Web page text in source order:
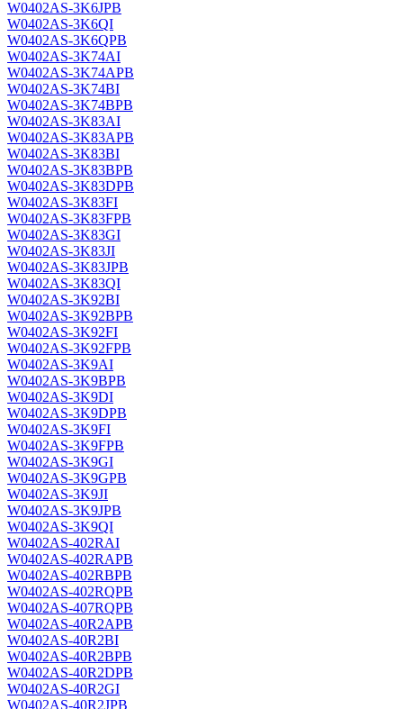
W0402AS-3K6JPB
W0402AS-3K6QI
W0402AS-3K6QPB
W0402AS-3K74AI
W0402AS-3K74APB
W0402AS-3K74BI
W0402AS-3K74BPB
W0402AS-3K83AI
W0402AS-3K83APB
W0402AS-3K83BI
W0402AS-3K83BPB
W0402AS-3K83DPB
W0402AS-3K83FI
W0402AS-3K83FPB
W0402AS-3K83GI
W0402AS-3K83JI
W0402AS-3K83JPB
W0402AS-3K83QI
W0402AS-3K92BI
W0402AS-3K92BPB
W0402AS-3K92FI
W0402AS-3K92FPB
W0402AS-3K9AI
W0402AS-3K9BPB
W0402AS-3K9DI
W0402AS-3K9DPB
W0402AS-3K9FI
W0402AS-3K9FPB
W0402AS-3K9GI
W0402AS-3K9GPB
W0402AS-3K9JI
W0402AS-3K9JPB
W0402AS-3K9QI
W0402AS-402RAI
W0402AS-402RAPB
W0402AS-402RBPB
W0402AS-402RQPB
W0402AS-407RQPB
W0402AS-40R2APB
W0402AS-40R2BI
W0402AS-40R2BPB
W0402AS-40R2DPB
W0402AS-40R2GI
W0402AS-40R2JPB